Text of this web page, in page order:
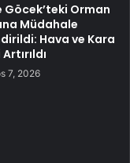
Göcek’teki Orman
Müdahale
Hava ve Kara
7, 2026